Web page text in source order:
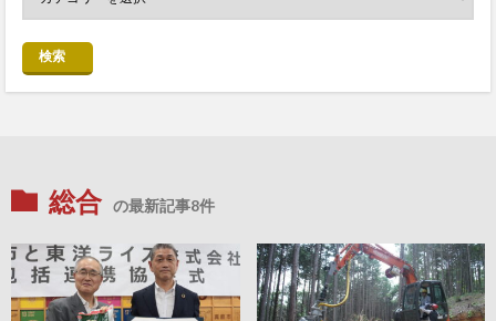
検索
総合 の最新記事8件